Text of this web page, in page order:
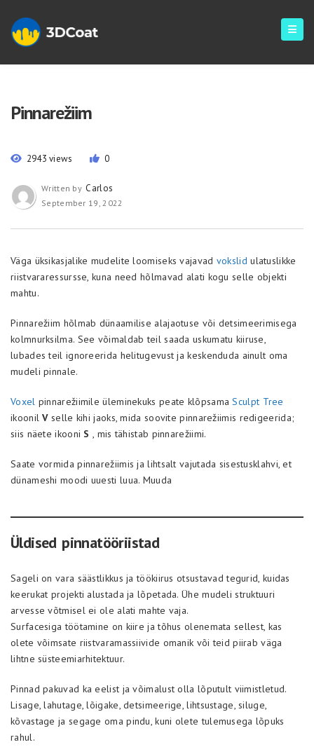
Pinnarežiim
2943 views 0
Written by Carlos
September 19, 2022
Väga üksikasjalike mudelite loomiseks vajavad vokslid ulatuslikke
riistvararessursse, kuna need hõlmavad alati kogu selle objekti
mahtu.
Pinnarežiim hõlmab dünaamilise alajaotuse või detsimeerimisega
kolmnurksilma. See võimaldab teil saada uskumatu kiiruse,
lubades teil ignoreerida helitugevust ja keskenduda ainult oma
mudeli pinnale.
Voxel pinnarežiimile üleminekuks peate klõpsamaSculpt Tree
ikoonilVselle kihi jaoks, mida soovite pinnarežiimis redigeerida;
siis näete ikooni S , mis tähistab pinnarežiimi.
Saate vormida pinnarežiimis ja lihtsalt vajutada sisestusklahvi, et
dünameshi moodi uuesti luua. Muuda
Üldised pinnatööriistad
Sageli on vara säästlikkus ja töökiirus otsustavad tegurid, kuidas
keerukat projekti alustada ja lõpetada. Ühe mudeli struktuuri
arvesse võtmisel ei ole alati mahte vaja.
Surfacesiga töötamine on kiire ja tõhus olenemata sellest, kas
olete võimsate riistvaramassiivide omanik või teid piirab väga
lihtne süsteemiarhitektuur.
Pinnad pakuvad ka eelist ja võimalust olla lõputult viimistletud.
Lisage, lahutage, lõigake, detsimeerige, lihtsustage, siluge,
kõvastage ja segage oma pindu, kuni olete tulemusega lõpuks
rahul.